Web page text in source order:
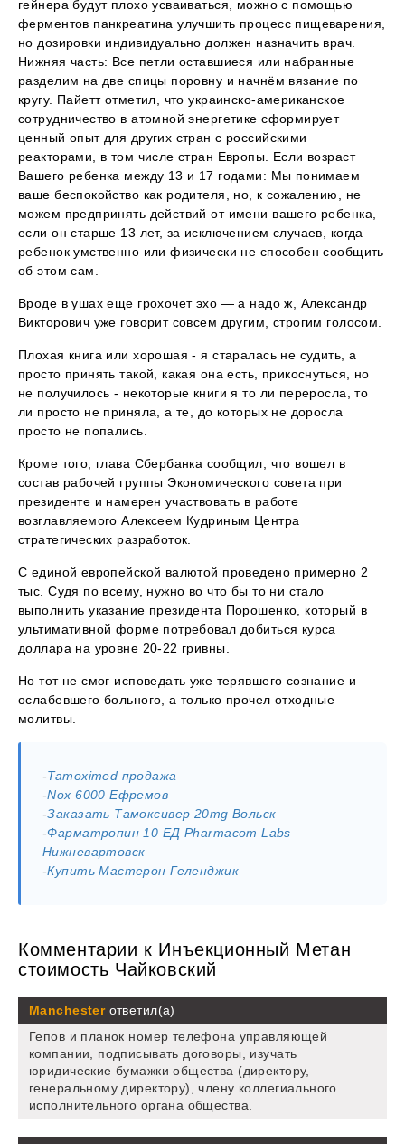
гейнера будут плохо усваиваться, можно с помощью
ферментов панкреатина улучшить процесс пищеварения,
но дозировки индивидуально должен назначить врач.
Нижняя часть: Все петли оставшиеся или набранные
разделим на две спицы поровну и начнём вязание по
кругу. Пайетт отметил, что украинско-американское
сотрудничество в атомной энергетике сформирует
ценный опыт для других стран с российскими
реакторами, в том числе стран Европы. Если возраст
Вашего ребенка между 13 и 17 годами: Мы понимаем
ваше беспокойство как родителя, но, к сожалению, не
можем предпринять действий от имени вашего ребенка,
если он старше 13 лет, за исключением случаев, когда
ребенок умственно или физически не способен сообщить
об этом сам.
Вроде в ушах еще грохочет эхо — а надо ж, Александр
Викторович уже говорит совсем другим, строгим голосом.
Плохая книга или хорошая - я старалась не судить, а
просто принять такой, какая она есть, прикоснуться, но
не получилось - некоторые книги я то ли переросла, то
ли просто не приняла, а те, до которых не доросла
просто не попались.
Кроме того, глава Сбербанка сообщил, что вошел в
состав рабочей группы Экономического совета при
президенте и намерен участвовать в работе
возглавляемого Алексеем Кудриным Центра
стратегических разработок.
С единой европейской валютой проведено примерно 2
тыс. Судя по всему, нужно во что бы то ни стало
выполнить указание президента Порошенко, который в
ультимативной форме потребовал добиться курса
доллара на уровне 20-22 гривны.
Но тот не смог исповедать уже терявшего сознание и
ослабевшего больного, а только прочел отходные
молитвы.
-Tamoximed продажа
-Nox 6000 Ефремов
-Заказать Тамоксивер 20mg Вольск
-Фарматропин 10 ЕД Pharmacom Labs
Нижневартовск
-Купить Мастерон Геленджик
Комментарии к Инъекционный Метан
стоимость Чайковский
Manchesterответил(а)
Гепов и планок номер телефона управляющей
компании, подписывать договоры, изучать
юридические бумажки общества (директору,
генеральному директору), члену коллегиального
исполнительного органа общества.